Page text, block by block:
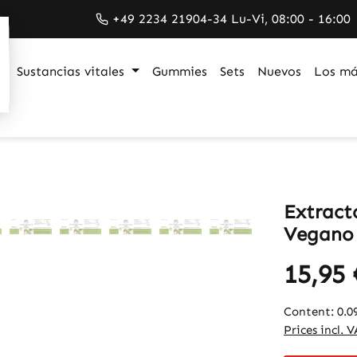
+49 2234 21904-34 Lu-Vi, 08:00 - 16:00
Sustancias vitales Gummies Sets Nuevos Los
15,95
Content:
Prices incl.